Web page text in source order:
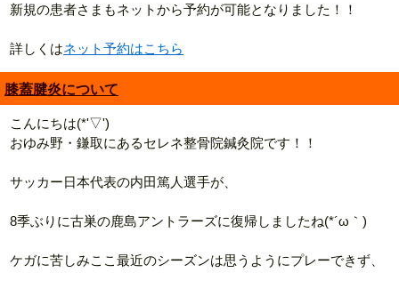
新規の患者さまもネットから予約が可能となりました！！
詳しくはネット予約はこちら
膝蓋腱炎について
こんにちは(*'▽')
おゆみ野・鎌取にあるセレネ整骨院鍼灸院です！！
サッカー日本代表の内田篤人選手が、
8季ぶりに古巣の鹿島アントラーズに復帰しましたね(*´ω｀)
ケガに苦しみここ最近のシーズンは思うようにプレーできず、